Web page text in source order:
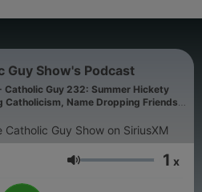
Guy Show's Podcast
Catholic Guy 232: Summer Hickety
Catholicism, Name Dropping Friends,
Guy Show on SiriusXM
음량 1 x